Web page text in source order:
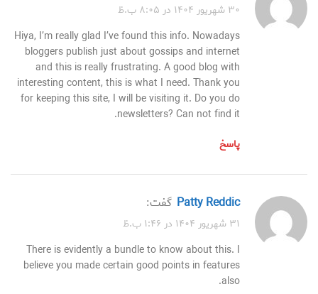
۳۰ شهریور ۱۴۰۴ در ۸:۰۵ ب.ظ
Hiya, I’m really glad I’ve found this info. Nowadays
bloggers publish just about gossips and internet
and this is really frustrating. A good blog with
interesting content, this is what I need. Thank you
for keeping this site, I will be visiting it. Do you do
newsletters? Can not find it.
پاسخ
Patty Reddic گفت:
۳۱ شهریور ۱۴۰۴ در ۱:۴۶ ب.ظ
There is evidently a bundle to know about this. I
believe you made certain good points in features
also.